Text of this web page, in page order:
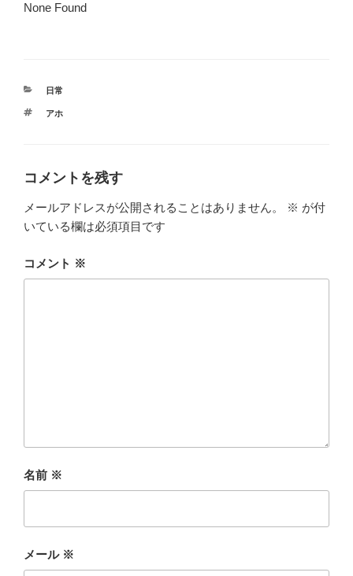
None Found
カ
ゴ
日常
タ
アホ
コメントを残す
メールアドレスが公開されることはありません。 ※ が付
いている欄は必須項目です
コメント ※
名前 ※
メール ※